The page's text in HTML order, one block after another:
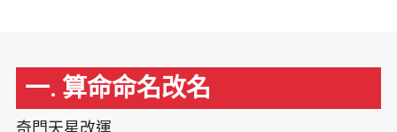
一. 算命命名改名